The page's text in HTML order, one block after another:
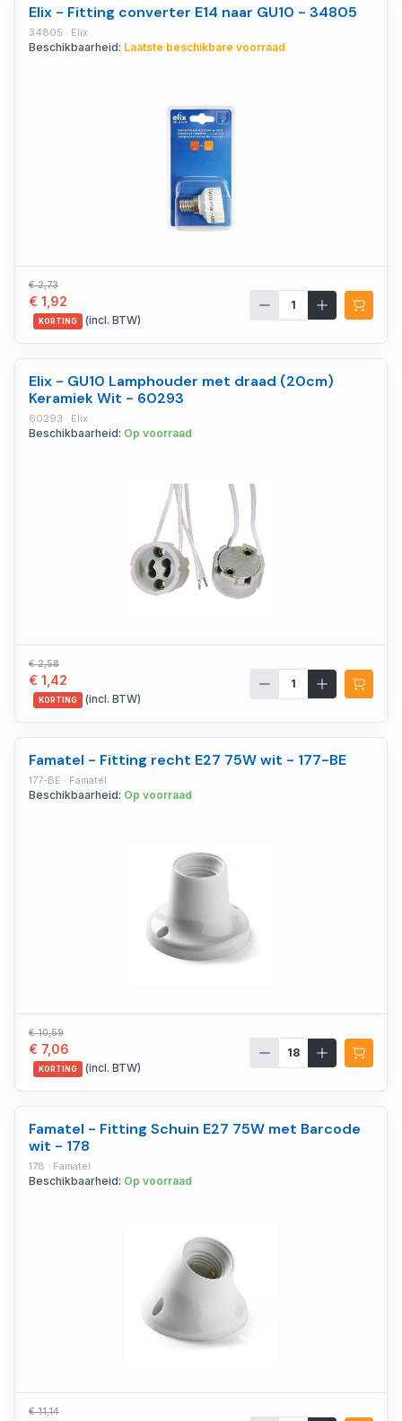
Elix - Fitting converter E14 naar GU10 - 34805
34805 · Elix
Beschikbaarheid: Laatste beschikbare voorraad
€ 2,73
€ 1,92
KORTING (incl. BTW)
Elix - GU10 Lamphouder met draad (20cm)
Keramiek Wit - 60293
60293 · Elix
Beschikbaarheid: Op voorraad
€ 2,58
€ 1,42
KORTING (incl. BTW)
Famatel - Fitting recht E27 75W wit - 177-BE
177-BE · Famatel
Beschikbaarheid: Op voorraad
€ 10,59
€ 7,06
KORTING (incl. BTW)
Famatel - Fitting Schuin E27 75W met Barcode
wit - 178
178 · Famatel
Beschikbaarheid: Op voorraad
€ 11,14